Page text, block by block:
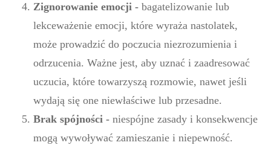
Zignorowanie emocji - bagatelizowanie lub
lekceważenie emocji, które wyraża nastolatek,
może prowadzić do poczucia niezrozumienia i
odrzucenia. Ważne jest, aby uznać i zaadresować
uczucia, które towarzyszą rozmowie, nawet jeśli
wydają się one niewłaściwe lub przesadne.
Brak spójności - niespójne zasady i konsekwencje
mogą wywoływać zamieszanie i niepewność.